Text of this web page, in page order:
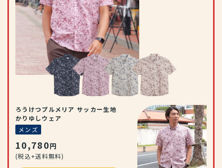
ろうけつプルメリア サッカー生地
かりゆしウェア
メンズ
10,780円
(税込+送料無料)